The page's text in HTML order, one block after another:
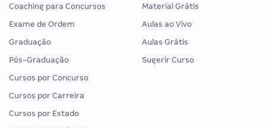
Coaching para Concursos
Exame de Ordem
Graduação
Pós-Graduação
Cursos por Concurso
Cursos por Carreira
Cursos por Estado
Material Grátis
Aulas ao Vivo
Aulas Grátis
Sugerir Curso